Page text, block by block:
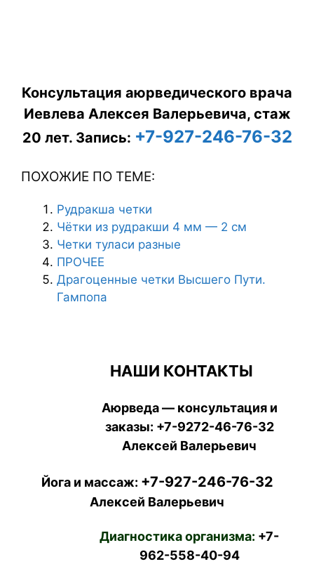
Консультация аюрведического врача
Иевлева Алексея Валерьевича, стаж
20 лет. Запись: +7-927-246-76-32
ПОХОЖИЕ ПО ТЕМЕ:
Рудракша четки
Чётки из рудракши 4 мм — 2 см
Четки туласи разные
ПРОЧЕЕ
Драгоценные четки Высшего Пути.
Гампопа
НАШИ КОНТАКТЫ
Аюрведа — консультация и
заказы: +7-9272-46-76-32
Алексей Валерьевич
Йога и массаж: +7-927-246-76-32
Алексей Валерьевич
Диагностика организма: +7-
962-558-40-94